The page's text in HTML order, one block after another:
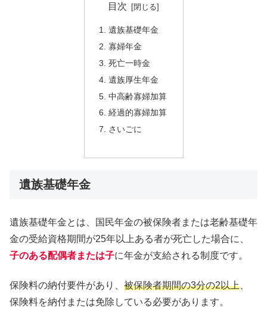
目次
遺族基礎年金
寡婦年金
死亡一時金
遺族厚生年金
中高齢寡婦加算
経過的寡婦加算
さいごに
遺族基礎年金
遺族基礎年金とは、国民年金の被保険者または老齢基礎年
金の受給資格期間が25年以上ある者が死亡した場合に、
子のある配偶者または子に年金が支給される制度です。
保険料の納付要件があり、 被保険者期間の3分の2以上
保険料を納付または免除している必要があります。